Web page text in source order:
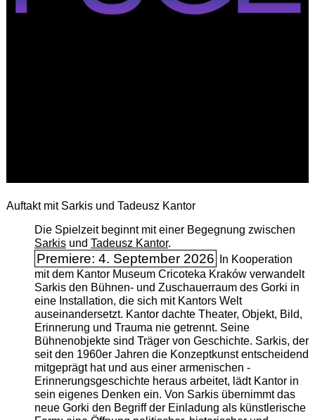
Auftakt mit Sarkis und Tadeusz Kantor
Die Spielzeit beginnt mit einer Begegnung zwischen
Sarkisund Tadeusz Kantor.
Premiere: 4. September 2026
In Kooperation
mit dem Kantor Museum Cricoteka Kraków verwandelt
Sarkis den Bühnen- und Zuschauerraum des Gorki in
eine Installation, die sich mit Kantors Welt
auseinandersetzt. Kantor dachte Theater, Objekt, Bild,
Erinnerung und Trauma nie getrennt. Seine
Bühnenobjekte sind Träger von Geschichte. Sarkis, der
seit den 1960er Jahren die Konzeptkunst entscheidend
mitgeprägt hat und aus einer armenischen ­
Erinnerungsgeschichte heraus arbeitet, lädt Kantor in
sein eigenes Denken ein. Von Sarkis übernimmt das
neue Gorki den Begriff der Einladung als künstlerische